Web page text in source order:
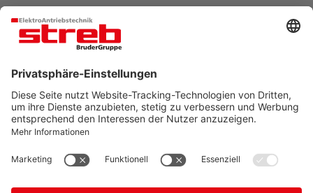
Leistungen & Service
Elektromaschinenbau
Prüfungen
Unternehmen
Geschichte
Standorte